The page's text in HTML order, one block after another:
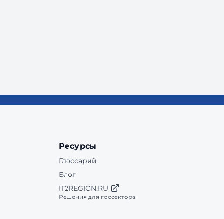
Ресурсы
Глоссарий
Блог
IT2REGION.RU
Решения для госсектора